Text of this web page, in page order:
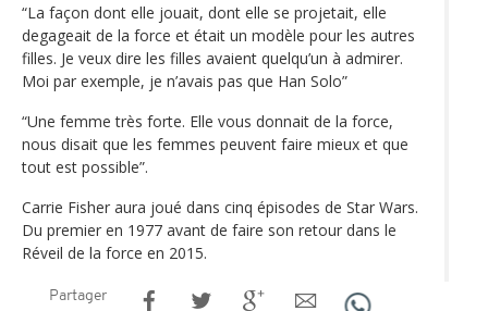
“La façon dont elle jouait, dont elle se projetait, elle
degageait de la force et était un modèle pour les autres
filles. Je veux dire les filles avaient quelqu’un à admirer.
Moi par exemple, je n’avais pas que Han Solo”
“Une femme très forte. Elle vous donnait de la force,
nous disait que les femmes peuvent faire mieux et que
tout est possible”.
Carrie Fisher aura joué dans cinq épisodes de Star Wars.
Du premier en 1977 avant de faire son retour dans le
Réveil de la force en 2015.
Partager